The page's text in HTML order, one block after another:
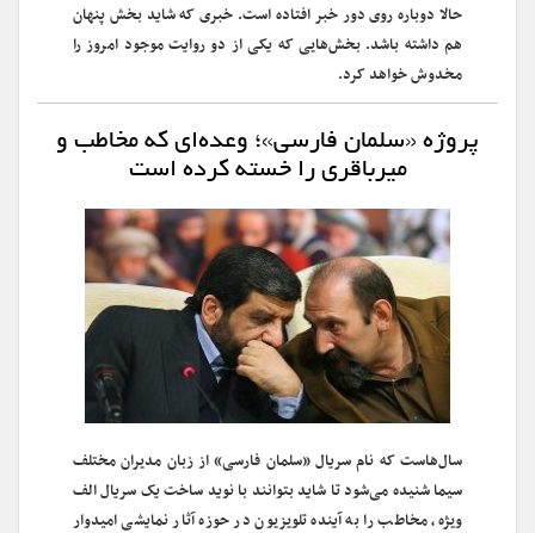
حالا دوباره روی دور خبر افتاده است. خبری که شاید بخش پنهان
هم داشته باشد. بخش‌هایی که یکی از دو روایت موجود امروز را
مخدوش خواهد کرد.
پروژه «سلمان فارسی»؛ وعده‌ای که مخاطب و
میرباقری را خسته کرده است
سال‌هاست که نام سریال «سلمان فارسی» از زبان مدیران مختلف
سیما شنیده می‌شود تا شاید بتوانند با نوید ساخت یک سریال الف
ویژه، مخاطب را به آینده تلویزیون در حوزه آثار نمایشی امیدوار